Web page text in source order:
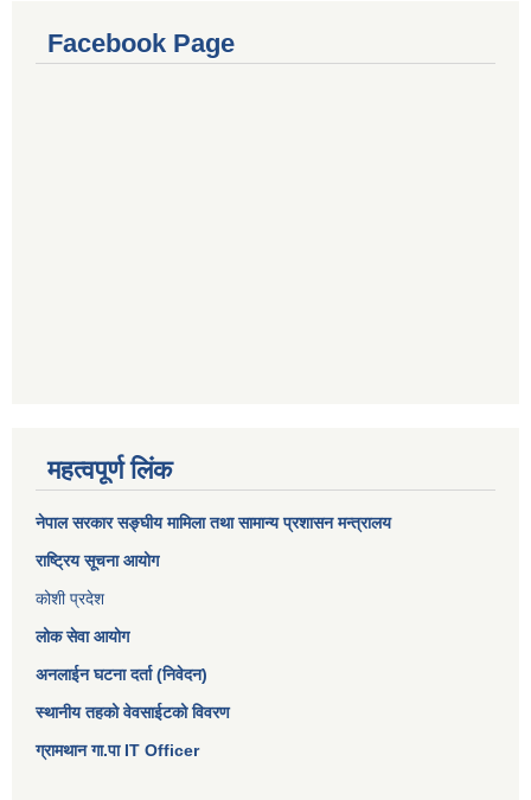
Facebook Page
महत्वपूर्ण लिंक
नेपाल सरकारसङ्घीय मामिला तथा सामान्य प्रशासन मन्त्रालय
राष्ट्रिय सूचना आयोग
कोशी प्रदेश
लोक सेवा आयोग
अनलाईन घटना दर्ता (निवेदन)
स्थानीय तहको वेवसाईटको विवरण
ग्रामथान गा.पा IT Officer